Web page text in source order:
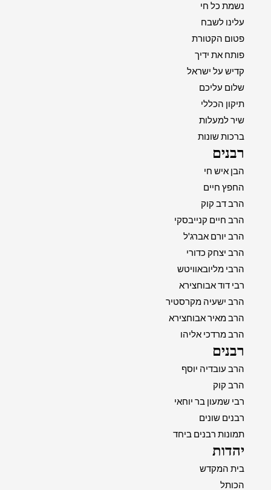
נשמת כל חי
עלינו לשבח
פטום הקטורת
פותח את ידיך
קדיש על ישראל
שלום עליכם
תיקון הכללי
שיר למעלות
ברכות שונות
רבנים
הבן איש חי
החפץ חיים
הרב דב קוק
הרב חיים קנייבסקי
הרב יורם אברג'ל
הרב יצחק כדורי
הרבי מליובאוויטש
רבי דוד אבוחצירא
הרב ישעיה מקרסטיר
הרב מאיר אבוחצירא
הרב מרדכי אליהו
רבנים
הרב עובדיה יוסף
הרב קוק
רבי שמעון בר יוחאי
רבנים שונים
תמונות רבנים ביחד
יהדות
בית המקדש
הכותל